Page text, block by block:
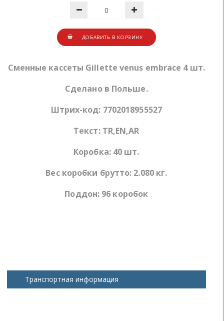
ДОБАВИТЬ В КОРЗИНУ
Сменные кассеты Gillette venus embrace 4 шт.
Сделано в Польше.
Штрих-код: 7702018955527
Текст: TR,EN,AR
Коробка: 40 шт.
Вес коробки брутто: 2.080 кг.
Поддон: 96 коробок